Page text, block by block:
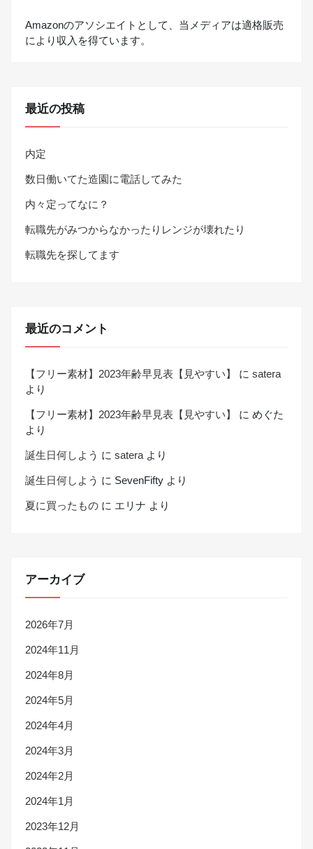
Amazonのアソシエイトとして、当メディアは適格販売
により収入を得ています。
最近の投稿
内定
数日働いてた造園に電話してみた
内々定ってなに？
転職先がみつからなかったりレンジが壊れたり
転職先を探してます
最近のコメント
【フリー素材】2023年齢早見表【見やすい】 に satera
より
【フリー素材】2023年齢早見表【見やすい】 に めぐた
より
誕生日何しよう に satera より
誕生日何しよう に SevenFifty より
夏に買ったもの に エリナ より
アーカイブ
2026年7月
2024年11月
2024年8月
2024年5月
2024年4月
2024年3月
2024年2月
2024年1月
2023年12月